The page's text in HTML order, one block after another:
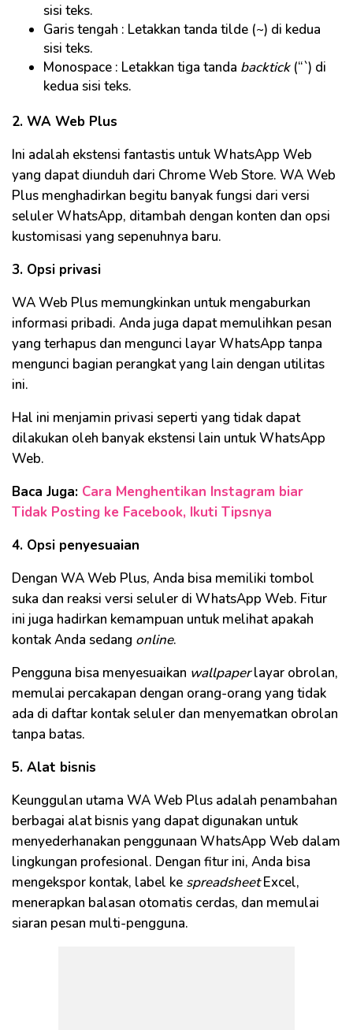
sisi teks.
Garis tengah : Letakkan tanda tilde (~) di kedua
sisi teks.
Monospace : Letakkan tiga tanda backtick(“`) di
kedua sisi teks.
2. WA Web Plus
Ini adalah ekstensi fantastis untuk WhatsApp Web
yang dapat diunduh dari Chrome Web Store. WA Web
Plus menghadirkan begitu banyak fungsi dari versi
seluler WhatsApp, ditambah dengan konten dan opsi
kustomisasi yang sepenuhnya baru.
3. Opsi privasi
WA Web Plus memungkinkan untuk mengaburkan
informasi pribadi. Anda juga dapat memulihkan pesan
yang terhapus dan mengunci layar WhatsApp tanpa
mengunci bagian perangkat yang lain dengan utilitas
ini.
Hal ini menjamin privasi seperti yang tidak dapat
dilakukan oleh banyak ekstensi lain untuk WhatsApp
Web.
Baca Juga: Cara Menghentikan Instagram biar
Tidak Posting ke Facebook, Ikuti Tipsnya
4. Opsi penyesuaian
Dengan WA Web Plus, Anda bisa memiliki tombol
suka dan reaksi versi seluler di WhatsApp Web. Fitur
ini juga hadirkan kemampuan untuk melihat apakah
kontak Anda sedang online.
Pengguna bisa menyesuaikan wallpaperlayar obrolan,
memulai percakapan dengan orang-orang yang tidak
ada di daftar kontak seluler dan menyematkan obrolan
tanpa batas.
5. Alat bisnis
Keunggulan utama WA Web Plus adalah penambahan
berbagai alat bisnis yang dapat digunakan untuk
menyederhanakan penggunaan WhatsApp Web dalam
lingkungan profesional. Dengan fitur ini, Anda bisa
mengekspor kontak, label ke spreadsheetExcel,
menerapkan balasan otomatis cerdas, dan memulai
siaran pesan multi-pengguna.